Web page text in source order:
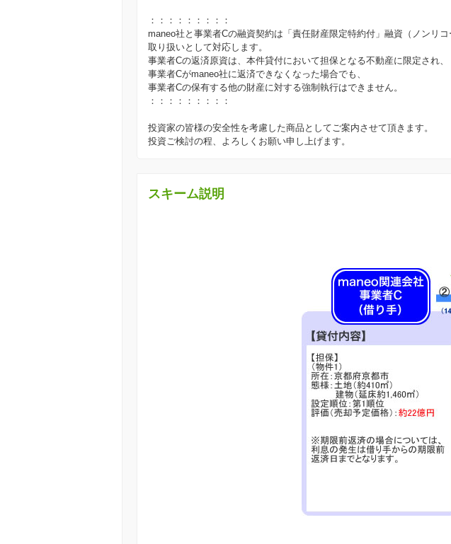
：：：：：：：：：
maneo社と事業者Cの融資契約は「責任財産限定特約付」融資（ノンリ
取り扱いとして対応します。
事業者Cの返済原資は、本件貸付において担保となる不動産に限定され、
事業者Cがmaneo社に返済できなくなった場合でも、
事業者Cの保有する他の財産に対する強制執行はできません。
：：：：：：：：：
投資家の皆様の安全性を考慮した商品としてご案内させて頂きます。
投資ご検討の程、よろしくお願い申し上げます。
スキーム説明